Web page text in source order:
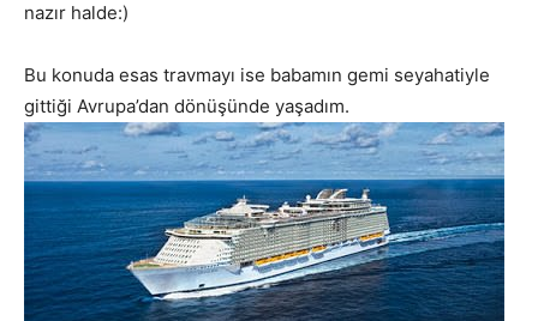
nazır halde:)
Bu konuda esas travmayı ise babamın gemi seyahatiyle
gittiği Avrupa’dan dönüşünde yaşadım.